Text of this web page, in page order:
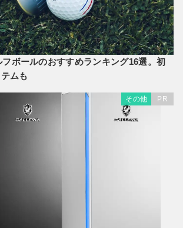
フボールのおすすめランキング16選。初
ムも
その他 PR